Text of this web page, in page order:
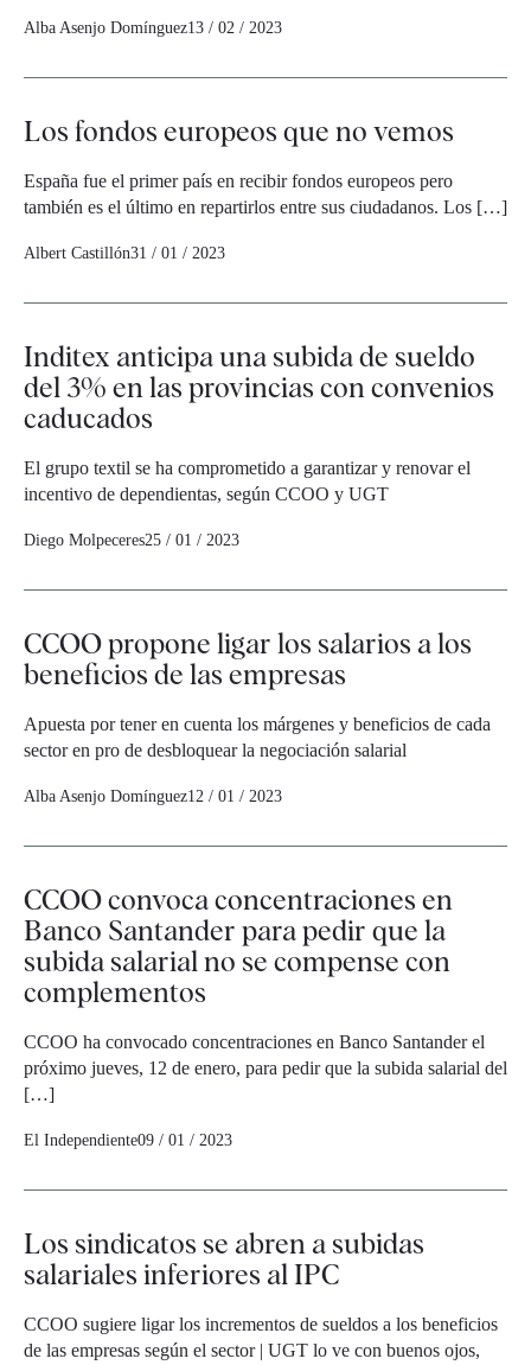
Alba Asenjo Domínguez13 / 02 / 2023
Los fondos europeos que no vemos
España fue el primer país en recibir fondos europeos pero
también es el último en repartirlos entre sus ciudadanos. Los […]
Albert Castillón31 / 01 / 2023
Inditex anticipa una subida de sueldo
del 3% en las provincias con convenios
caducados
El grupo textil se ha comprometido a garantizar y renovar el
incentivo de dependientas, según CCOO y UGT
Diego Molpeceres25 / 01 / 2023
CCOO propone ligar los salarios a los
beneficios de las empresas
Apuesta por tener en cuenta los márgenes y beneficios de cada
sector en pro de desbloquear la negociación salarial
Alba Asenjo Domínguez12 / 01 / 2023
CCOO convoca concentraciones en
Banco Santander para pedir que la
subida salarial no se compense con
complementos
CCOO ha convocado concentraciones en Banco Santander el
próximo jueves, 12 de enero, para pedir que la subida salarial del
[…]
El Independiente09 / 01 / 2023
Los sindicatos se abren a subidas
salariales inferiores al IPC
CCOO sugiere ligar los incrementos de sueldos a los beneficios
de las empresas según el sector | UGT lo ve con buenos ojos,